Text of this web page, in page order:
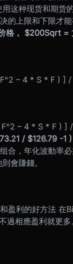
这种现货和期货
的上限和下限才
格， $200Sqrt =
– 4 * S * F ) ] /
– 4 * S * F ) ] /
/ $126.79 -1
合，年化波動率
會賺錢。
盈利的好方法 在
過相應盈利就更多